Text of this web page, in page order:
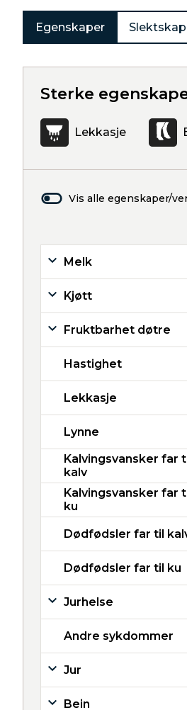
Egenskaper Slektskap
Sterke
Lekkasje
Vis alle egenskaper/
Melk
Kjøtt
Fruktbarhet døtre
Hastighet
Lekkasje
Lynne
Kalvingsvansker far
kalv
Kalvingsvansker far
ku
Dødfødsler far til
Dødfødsler far til ku
Jurhelse
Andre sykdommer
Jur
Bein